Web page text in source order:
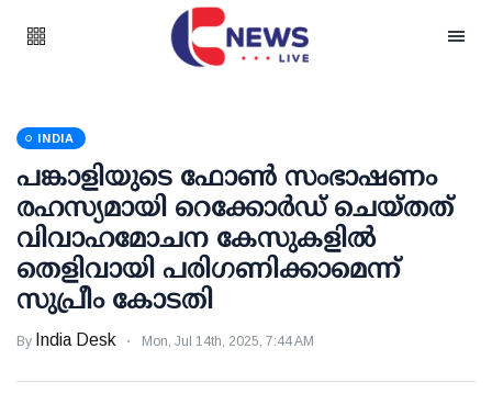
INDIA
പങ്കാളിയുടെ ഫോണ്‍ സംഭാഷണം
രഹസ്യമായി റെക്കോര്‍ഡ് ചെയ്തത്
വിവാഹമോചന കേസുകളില്‍
തെളിവായി പരിഗണിക്കാമെന്ന്
സുപ്രീം കോടതി
By India Desk Mon, Jul 14th, 2025, 7:44 AM